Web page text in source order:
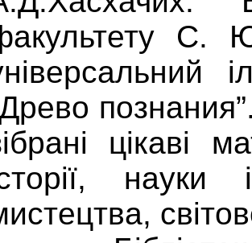
С.
цікаві
науки